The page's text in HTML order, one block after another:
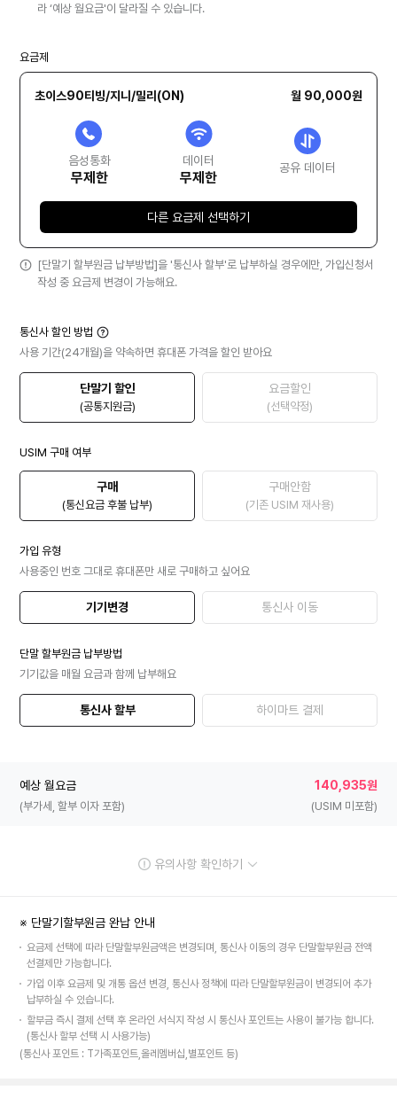
라 ‘예상 월요금'이 달라질 수 있습니다.
요금제
초이스90티빙/지니/밀리(ON) 월 90,000원
음성통화
무제한
데이터
무제한
공유 데이터
다른 요금제 선택하기
[단말기 할부원금 납부방법]을 '통신사 할부'로 납부하실 경우에만, 가입신청서
작성 중 요금제 변경이 가능해요.
통신사 할인 방법
사용 기간(24개월)을 약속하면 휴대폰 가격을 할인 받아요
단말기 할인
(공통지원금)
요금할인
(선택약정)
USIM 구매 여부
구매
(통신요금 후불 납부)
구매안함
(기존 USIM 재사용)
가입 유형
사용중인 번호 그대로 휴대폰만 새로 구매하고 싶어요
기기변경 통신사 이동
단말 할부원금 납부방법
기기값을 매월 요금과 함께 납부해요
통신사 할부 하이마트 결제
예상 월요금
(부가세, 할부 이자 포함)
140,935원
(USIM 미포함)
유의사항 확인하기
※ 단말기할부원금 완납 안내
요금제 선택에 따라 단말할부원금액은 변경되며, 통신사 이동의 경우 단말할부원금 전액
선결제만 가능합니다.
가입 이후 요금제 및 개통 옵션 변경, 통신사 정책에 따라 단말할부원금이 변경되어 추가
납부하실 수 있습니다.
할부금 즉시 결제 선택 후 온라인 서식지 작성 시 통신사 포인트는 사용이 불가능 합니다.
(통신사 할부 선택 시 사용가능)
(통신사 포인트 : T가족포인트,올레멤버십,별포인트 등)